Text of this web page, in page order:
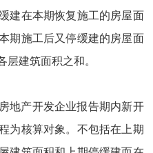
建在本期恢复施工的房屋面
期施工后又停缓建的房屋面
层建筑面积之和。
产开发企业报告期内新开
为核算对象。不包括在上期